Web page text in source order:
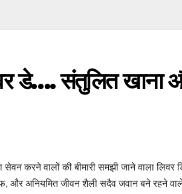
डे…. संतुलित
सेवन करने वालों की बीमारी समझी जाने वाला
अनियमित जीवन शैली सदैव जवान बने रहने वाले